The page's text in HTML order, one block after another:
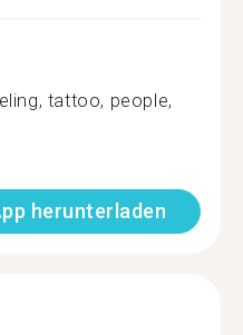
tattoo, people,
herunterladen